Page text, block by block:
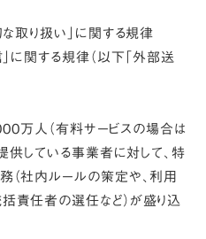
取り扱い」に関する規律
に関する規律（以下「外部送
万人（有料サービスの場合は
供している事業者に対して、特
（社内ルールの策定や、利用
責任者の選任など）が盛り込